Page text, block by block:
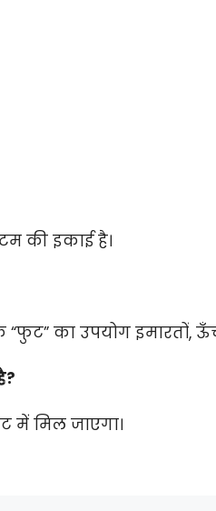
की इकाई है।
“फुट” का उपयोग इमारतों,
में मिल जाएगा।